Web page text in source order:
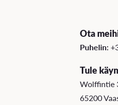
Ota
Puhelin:
Tule
Wolffintie
65200